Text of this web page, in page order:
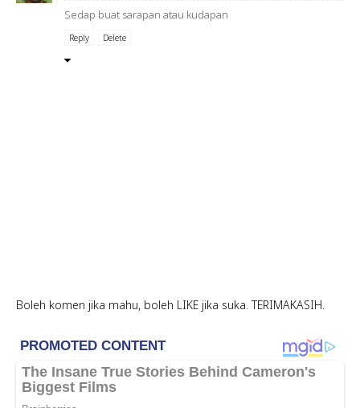
Sedap buat sarapan atau kudapan
Reply Delete
Boleh komen jika mahu, boleh LIKE jika suka. TERIMAKASIH.